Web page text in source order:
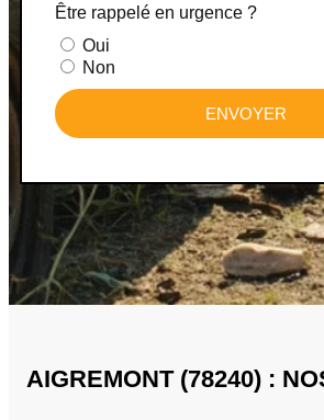
Être rappelé en urgence ?
Oui
Non
ENVOYER
AIGREMONT (78240) :